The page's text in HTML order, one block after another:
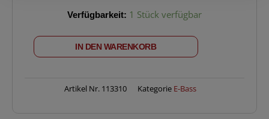
Verfügbarkeit: 1 Stück verfügbar
SADOWSKY
Bass,
IN DEN WARENKORB
Artikel Nr. 113310 Kategorie E-Bass